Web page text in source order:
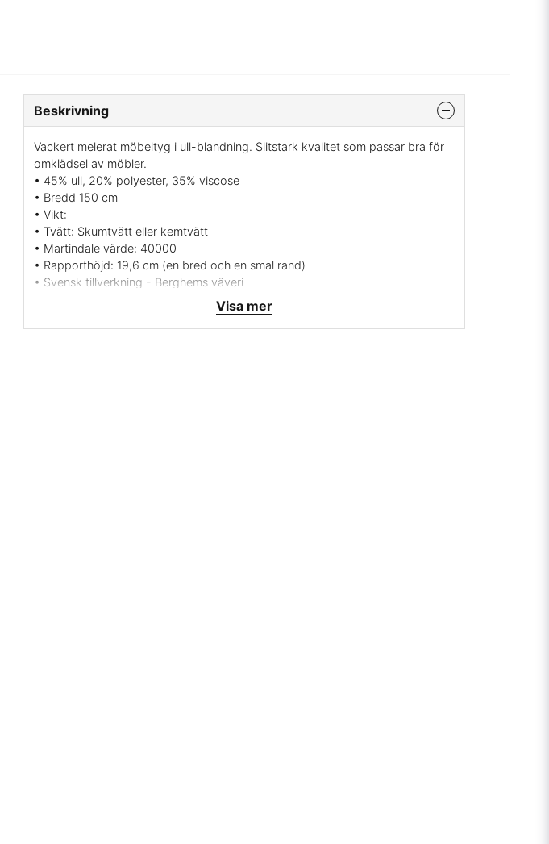
Beskrivning
Vackert melerat möbeltyg i ull-blandning. Slitstark kvalitet som passar bra för
omklädsel av möbler.
• 45% ull, 20% polyester, 35% viscose
• Bredd 150 cm
• Vikt:
• Tvätt: Skumtvätt eller kemtvätt
• Martindale värde: 40000
• Rapporthöjd: 19,6 cm (en bred och en smal rand)
• Svensk tillverkning - Berghems väveri
• Färg: Gul med vackra ränder i grönt och beige samt offwhite
• Mönsterbild: tvärgående
Visa mer